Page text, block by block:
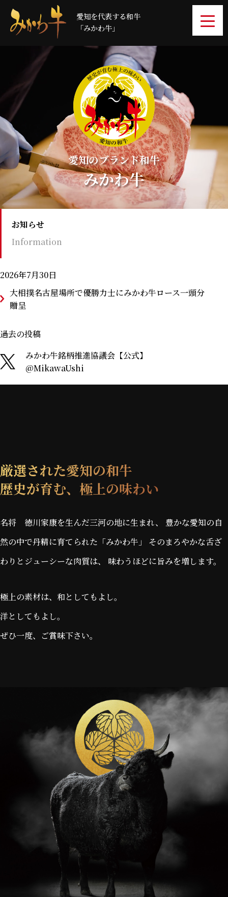
愛知を代表する和牛
「みかわ牛」
愛知のブランド和牛
みかわ牛
お知らせ
Information
2026年7月30日
大相撲名古屋場所で優勝力士にみかわ牛ロース一頭分
贈呈
2026年7月23日
大相撲名古屋場所開幕 IGアリーナにみかわ牛の紹介
コーナー展示中
令和8年度 第1回みかわ牛枝肉共励会 開催
TVerのCMで山本昌さんがみかわ牛を実食！！
2025年12月3日
2025年12月3日
Xでみかわ牛プレゼントキャンペーン開始 応募締め切
「お肉の専門店スギモト」大阪・関西万博でみかわ牛の
試食・販売開始 期間8/11～8/24
2025年7月30日
大相撲名古屋場所で優勝力士にみかわ牛ロース一頭分
2025年7月21日
Xでみかわ牛プレゼントキャンペーン開始 応募締め切
り7月23日（水）
投
ナ
ビ
過去の投稿
みかわ牛銘柄推進協議会【公式】
@MikawaUshi
厳選された愛知の和牛
歴史が育む、極上の味わい
名将 徳川家康を生んだ三河の地に生まれ、
豊かな愛知の自
然の中で丹精に育てられた「みかわ牛」
そのまろやかな舌ざ
わりとジューシーな肉質は、
味わうほどに旨みを増します。
極上の素材は、和としてもよし。
洋としてもよし。
ぜひ一度、ご賞味下さい。